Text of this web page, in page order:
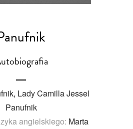
, Lady Camilla Jessel
Panufnik
angielskiego: Marta